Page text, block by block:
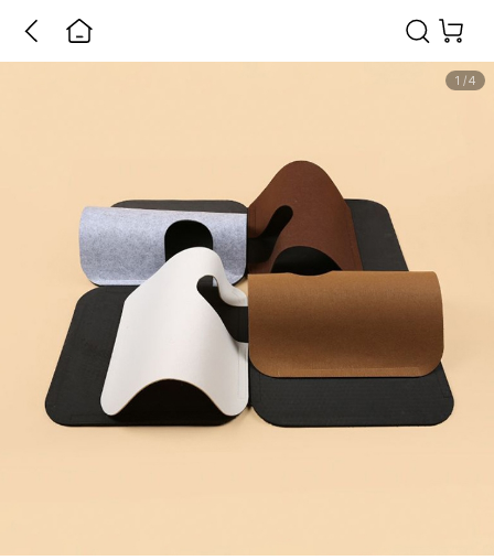
1 /4